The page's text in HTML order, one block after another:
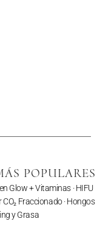
POPULARES
Glow + Vitaminas ·HIFU
CO₂ Fraccionado· Hongos
y Grasa